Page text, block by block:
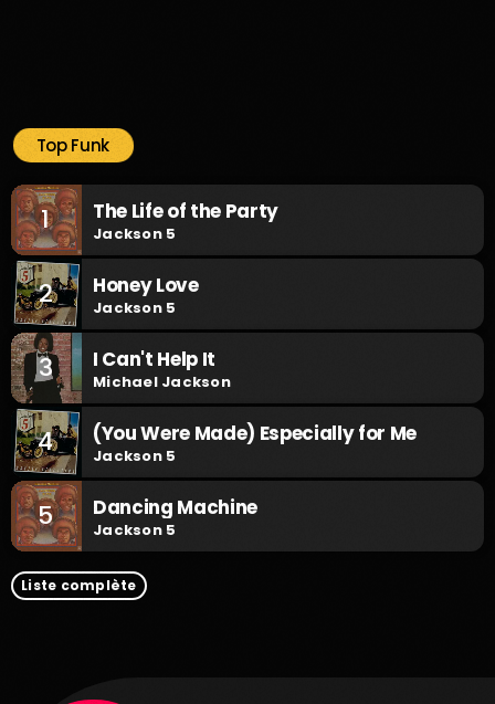
Top Funk
1 The Life of the Party
Jackson 5
2 Honey Love
Jackson 5
3 I Can't Help It
Michael Jackson
4 (You Were Made) Especially for Me
Jackson 5
5 Dancing Machine
Jackson 5
Liste complète